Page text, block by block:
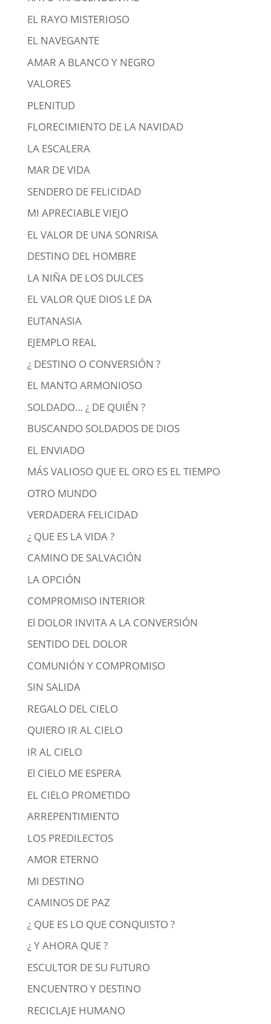
EL RAYO MISTERIOSO
EL NAVEGANTE
AMAR A BLANCO Y NEGRO
VALORES
PLENITUD
FLORECIMIENTO DE LA NAVIDAD
LA ESCALERA
MAR DE VIDA
SENDERO DE FELICIDAD
MI APRECIABLE VIEJO
EL VALOR DE UNA SONRISA
DESTINO DEL HOMBRE
LA NIÑA DE LOS DULCES
EL VALOR QUE DIOS LE DA
EUTANASIA
EJEMPLO REAL
¿ DESTINO O CONVERSIÓN ?
EL MANTO ARMONIOSO
SOLDADO… ¿ DE QUIÉN ?
BUSCANDO SOLDADOS DE DIOS
EL ENVIADO
MÁS VALIOSO QUE EL ORO ES EL TIEMPO
OTRO MUNDO
VERDADERA FELICIDAD
¿ QUE ES LA VIDA ?
CAMINO DE SALVACIÓN
LA OPCIÓN
COMPROMISO INTERIOR
El DOLOR INVITA A LA CONVERSIÓN
SENTIDO DEL DOLOR
COMUNIÓN Y COMPROMISO
SIN SALIDA
REGALO DEL CIELO
QUIERO IR AL CIELO
IR AL CIELO
El CIELO ME ESPERA
EL CIELO PROMETIDO
ARREPENTIMIENTO
LOS PREDILECTOS
AMOR ETERNO
MI DESTINO
CAMINOS DE PAZ
¿ QUE ES LO QUE CONQUISTO ?
¿ Y AHORA QUE ?
ESCULTOR DE SU FUTURO
ENCUENTRO Y DESTINO
RECICLAJE HUMANO